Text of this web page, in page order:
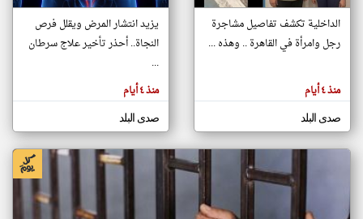
مصادر الأخبار من مصر
اخبار مصر على مدار الساعة
أهم اخبار مصر العاجلة والمباشرة
المقالات
الموجوده
هنا عن
كاتبيها.
الداخلية تكشف تفاصيل مشاجرة
رجل وامرأة في القاهرة .. وهذه ...
منذ ٤ أيام
صدى البلد
يزيد انتشار المرض ويقلل فرص
النجاة.. أحذر تأخير علاج سرطان
...
منذ ٤ أيام
صدى البلد
klyoum.com